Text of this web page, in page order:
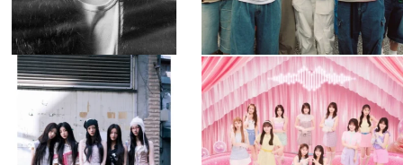
musicjapantv
💡8月特番放送決定！
8月 4
2 0
musicjapantv
💡8月特番放送決定！
...
8月 4
2 0